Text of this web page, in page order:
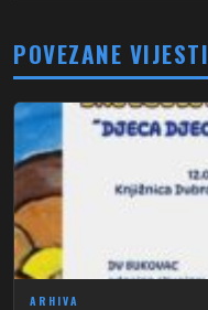
POVEZANE VIJESTI
ARHIVA